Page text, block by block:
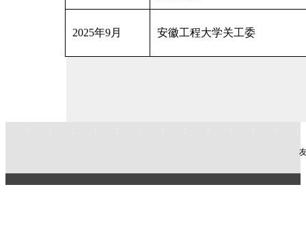
2025年9月 安徽工程大学关工委